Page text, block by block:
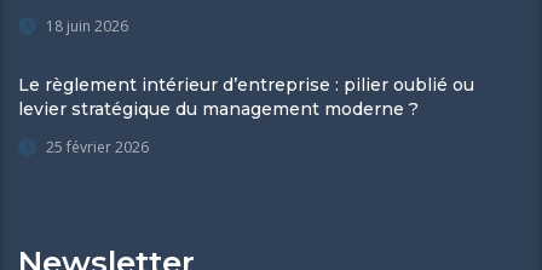
18 juin 2026
Le règlement intérieur d’entreprise : pilier oublié ou
levier stratégique du management moderne ?
25 février 2026